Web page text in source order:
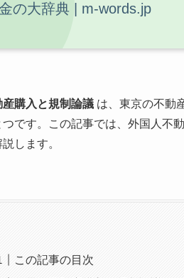
購入と規制論議 は、東京の不動
つです。この記事では、外国人不
します。
この記事の目次